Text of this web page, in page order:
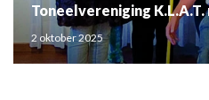
Toneelvereniging
2 oktober 2025